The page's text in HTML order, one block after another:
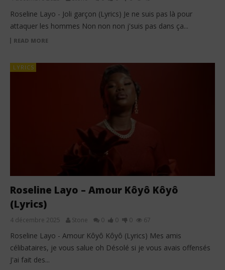
Roseline Layo - Joli garçon (Lyrics) Je ne suis pas là pour
attaquer les hommes Non non non j'suis pas dans ça...
READ MORE
LYRICS
Roseline Layo – Amour Kôyô Kôyô
(Lyrics)
4 décembre 2025 Stone 0 0 0 67
Roseline Layo - Amour Kôyô Kôyô (Lyrics) Mes amis
célibataires, je vous salue oh Désolé si je vous avais offensés
J'ai fait des...